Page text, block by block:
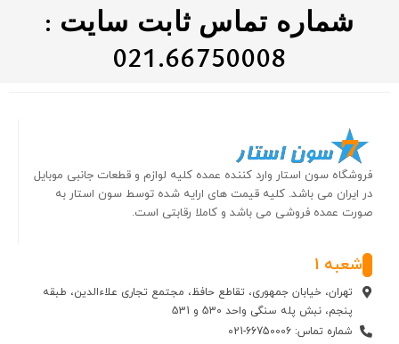
شماره تماس ثابت سایت :
021.66750008
فروشگاه سون استار وارد کننده عمده کلیه لوازم و قطعات جانبی موبایل
در ایران می باشد. کلیه قیمت های ارایه شده توسط سون استار به
صورت عمده فروشی می باشد و کاملا رقابتی است.
شعبه 1
تهران، خیابان جمهوری، تقاطع حافظ، مجتمع تجاری علاءالدین، طبقه
پنجم، نبش پله سنگی واحد 530 و 531
شماره تماس: 66750006-021